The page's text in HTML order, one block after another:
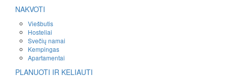
NAKVOTI
Viešbutis
Hosteliai
Svečių namai
Kempingas
Apartamentai
PLANUOTI IR KELIAUTI